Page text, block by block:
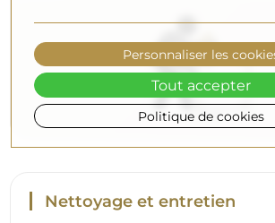
Voulez-vous en savoir plus ?
Découvrez d’autres conseils sur notre
Livraison à domicile
Politique de cookies
Personnaliser les
Tout accepter